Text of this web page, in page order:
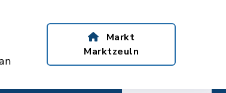
Markt
Marktzeuln